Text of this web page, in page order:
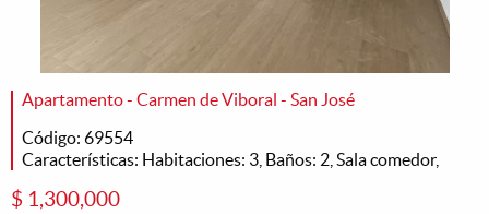
Apartamento - Carmen de Viboral - San José
Código: 69554
Características: Habitaciones: 3, Baños: 2, Sala comedor,
$ 1,300,000